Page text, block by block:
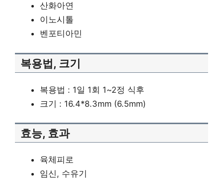
산화아연
이노시톨
벤포티아민
복용법, 크기
복용법 : 1일 1회 1~2정 식후
크기 : 16.4*8.3mm (6.5mm)
효능, 효과
육체피로
임신, 수유기